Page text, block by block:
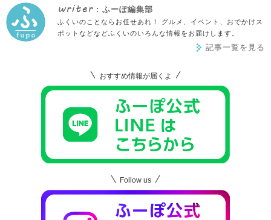
writer : ふーぽ編集部
ふくいのことならお任せあれ！ グルメ、イベント、おでかけス
ポットなどなどふくいのいろんな情報をお届けします。
記事一覧を見る
おすすめ情報が届くよ
Follow us